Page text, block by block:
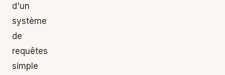
d'un
système
de
requêtes
simple